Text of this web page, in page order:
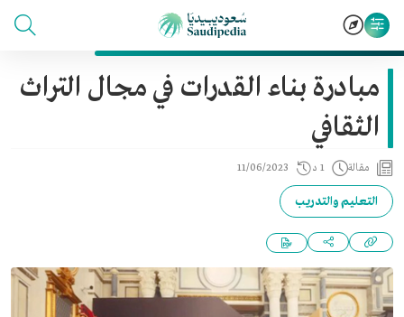
مبادرة بناء القدرات في مجال التراث
الثقافي
مقالة 1 د 11/06/2023
التعليم والتدريب